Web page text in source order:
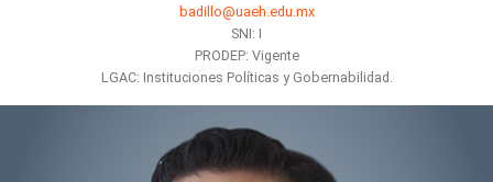
badillo@uaeh.edu.mx
SNI: I
PRODEP: Vigente
LGAC: Instituciones Políticas y Gobernabilidad.